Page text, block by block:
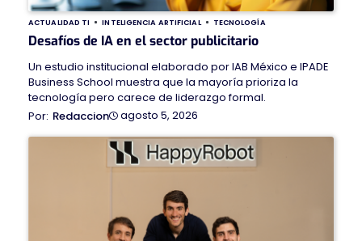
ACTUALIDAD TI INTELIGENCIA ARTIFICIAL TECNOLOGÍA
Desafíos de IA en el sector publicitario
Un estudio institucional elaborado por IAB México e IPADE
Business School muestra que la mayoría prioriza la
tecnología pero carece de liderazgo formal.
Redaccion
agosto 5, 2026